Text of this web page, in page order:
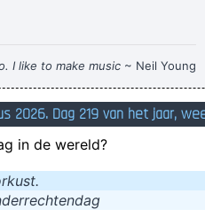
I like to make music ~ Neil Young
gatlarf, reetkever, strontmot
van anale thermometers,
opdringerige fan op zijn gezicht
zijn zaakje neemt hij er grààg
2026. Dag 219 van het jaar,
in de wereld?